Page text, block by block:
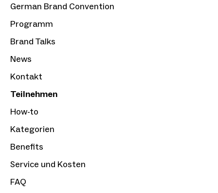
German Brand Convention
Programm
Brand Talks
News
Kontakt
Teilnehmen
How-to
Kategorien
Benefits
Service und Kosten
FAQ